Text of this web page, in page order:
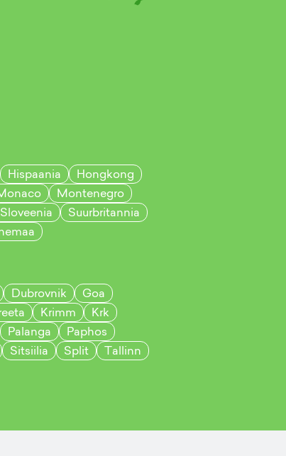
Hispaania
Hongkong
Montenegro
Sloveenia
Suurbritannia
Dubrovnik
Goa
Krimm
Krk
Palanga
Paphos
Sitsiilia Split
Tallinn